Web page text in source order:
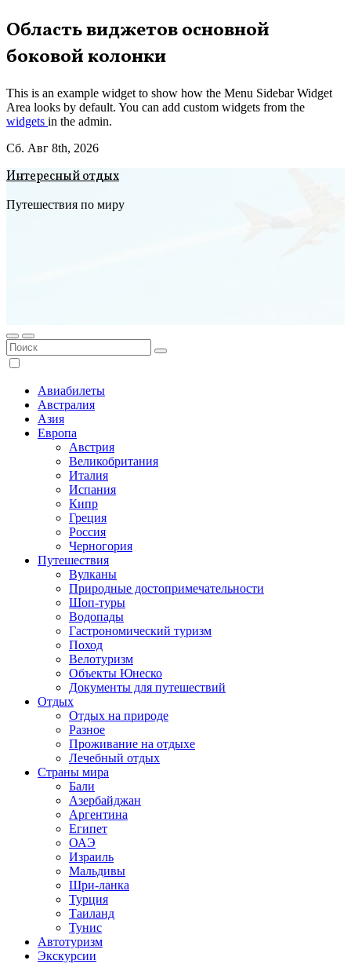
Перейти
к
содержимому
Область виджетов основной
боковой колонки
This is an example widget to show how the Menu Sidebar Widget
Area looks by default. You can add custom widgets from the
widgets in the admin.
Сб. Авг 8th, 2026
Интересный отдых
Путешествия по миру
Авиабилеты
Австралия
Азия
Европа
Австрия
Великобритания
Италия
Испания
Кипр
Греция
Россия
Черногория
Путешествия
Вулканы
Природные достопримечательности
Шоп-туры
Водопады
Гастрономический туризм
Поход
Велотуризм
Объекты Юнеско
Документы для путешествий
Отдых
Отдых на природе
Разное
Проживание на отдыхе
Лечебный отдых
Страны мира
Бали
Азербайджан
Аргентина
Египет
ОАЭ
Израиль
Мальдивы
Шри-ланка
Турция
Таиланд
Тунис
Автотуризм
Экскурсии